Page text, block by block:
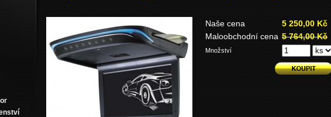
Naše cena
5 250,00 Kč
Maloobchodní cena 5 764,00 Kč
Množství